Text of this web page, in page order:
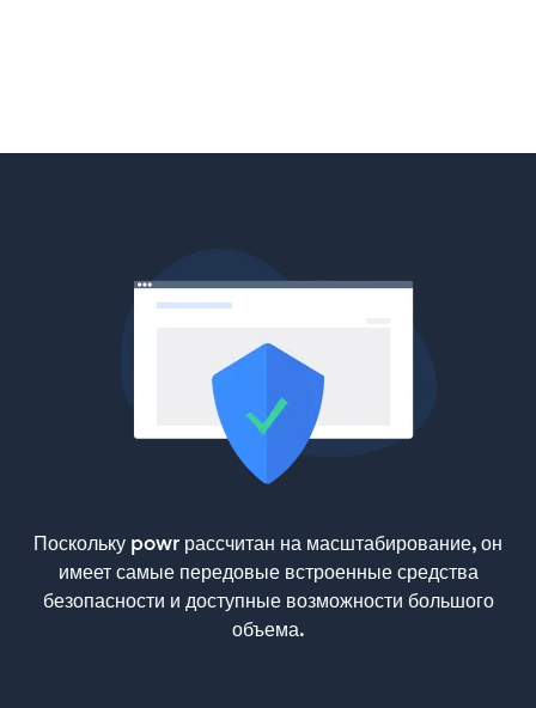
Поскольку powr рассчитан на масштабирование, он
имеет самые передовые встроенные средства
безопасности и доступные возможности большого
объема.